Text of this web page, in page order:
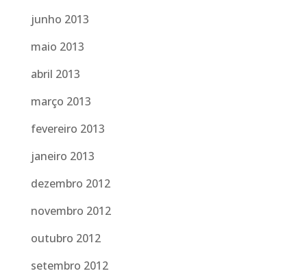
junho 2013
maio 2013
abril 2013
março 2013
fevereiro 2013
janeiro 2013
dezembro 2012
novembro 2012
outubro 2012
setembro 2012